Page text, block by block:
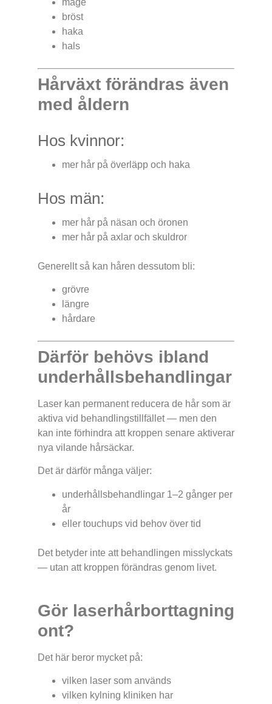
bröst
haka
hals
Hårväxt förändras även
med åldern
Hos kvinnor:
mer hår på överläpp och haka
Hos män:
mer hår på näsan och öronen
mer hår på axlar och skuldror
Generellt så kan håren dessutom bli:
grövre
längre
hårdare
Därför behövs ibland
underhållsbehandlingar
Laser kan permanent reducera de hår som är
aktiva vid behandlingstillfället — men den
kan inte förhindra att kroppen senare aktiverar
nya vilande hårsäckar.
Det är därför många väljer:
underhållsbehandlingar 1–2 gånger per
år
eller touchups vid behov över tid
Det betyder inte att behandlingen misslyckats
— utan att kroppen förändras genom livet.
Gör laserhårborttagning
ont?
Det här beror mycket på:
vilken laser som används
vilken kylning kliniken har